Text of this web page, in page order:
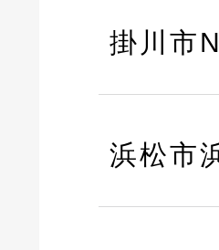
掛川市
浜松市